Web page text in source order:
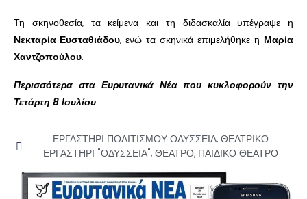
Τη σκηνοθεσία, τα κείμενα και τη διδασκαλία υπέγραψε η
Νεκταρία Ευσταθιάδου, ενώ τα σκηνικά επιμελήθηκε η Μαρία
Χαντζοπούλου.
Περισσότερα στα Ευρυτανικά Νέα που κυκλοφορούν την
Τετάρτη 8 Ιουλίου
ΕΡΓΑΣΤΗΡΙ ΠΟΛΙΤΙΣΜΟΥ ΟΔΥΣΣΕΙΑ, ΘΕΑΤΡΙΚΟ
ΕΡΓΑΣΤΗΡΙ "ΟΔΥΣΣΕΙΑ", ΘΕΑΤΡΟ, ΠΑΙΔΙΚΟ ΘΕΑΤΡΟ